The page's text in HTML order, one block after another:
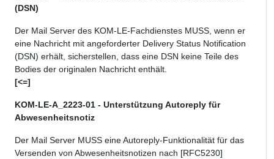
(DSN)
Der Mail Server des KOM-LE-Fachdienstes MUSS, wenn er
eine Nachricht mit angeforderter Delivery Status Notification
(DSN) erhält, sicherstellen, dass eine DSN keine Teile des
Bodies der originalen Nachricht enthält.
[<=]
KOM-LE-A_2223-01 - Unterstützung Autoreply für
Abwesenheitsnotiz
Der Mail Server MUSS eine Autoreply-Funktionalität für das
Versenden von Abwesenheitsnotizen nach [RFC5230]